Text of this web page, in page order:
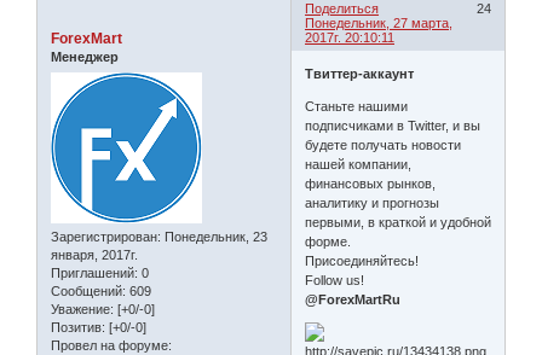
Поделиться
24
Понедельник, 27 марта,
2017г. 20:10:11
ForexMart
Менеджер
Зарегистрирован: Понедельник, 23
января, 2017г.
Приглашений: 0
Сообщений: 609
Уважение: [+0/-0]
Позитив: [+0/-0]
Провел на форуме:
Твиттер-аккаунт
Станьте нашими
подписчиками в Twitter, и вы
будете получать новости
нашей компании,
финансовых рынков,
аналитику и прогнозы
первыми, в краткой и удобной
форме.
Присоединяйтесь!
Follow us!
@ForexMartRu